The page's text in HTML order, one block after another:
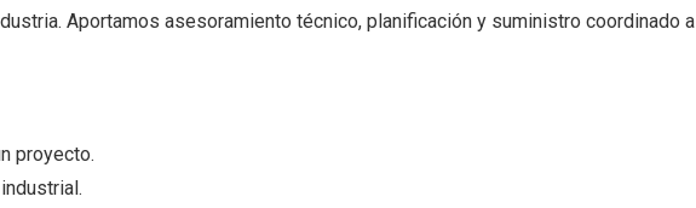
Aportamos asesoramiento técnico, planificación y suministro coordinado a
proyecto.